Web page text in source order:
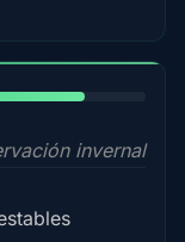
invernal